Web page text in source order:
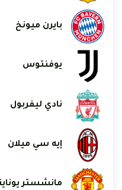
بايرن ميونخ
يوفنتوس
نادي ليفربول
إيه سي ميلان
مانشستر